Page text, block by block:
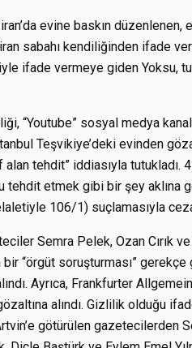
evine baskın düzenlenen,
sabahı kendiliğinden ifade
ifade vermeye giden Yoksu,
“Youtube” sosyal medya
Teşvikiye’deki evinden
alan tehdit” iddiasıyla tutukladı.
tehdit etmek gibi bir şey
106/1) suçlamasıyla
Semra Pelek, Ozan Cırık
bir “örgüt soruşturması”
Ayrıca, Frankfurter
alındı. Gizlilik olduğu
götürülen